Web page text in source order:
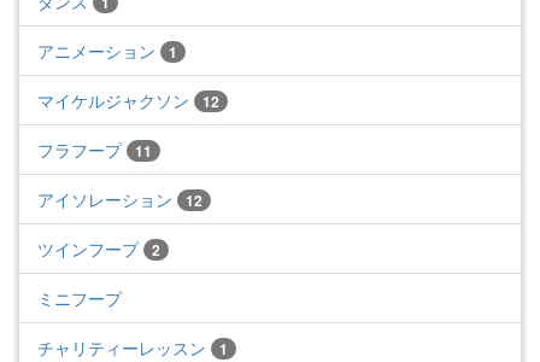
アニメーション 1
マイケルジャクソン 12
フラフープ 11
アイソレーション 12
ツインフープ 2
ミニフープ
チャリティーレッスン 1